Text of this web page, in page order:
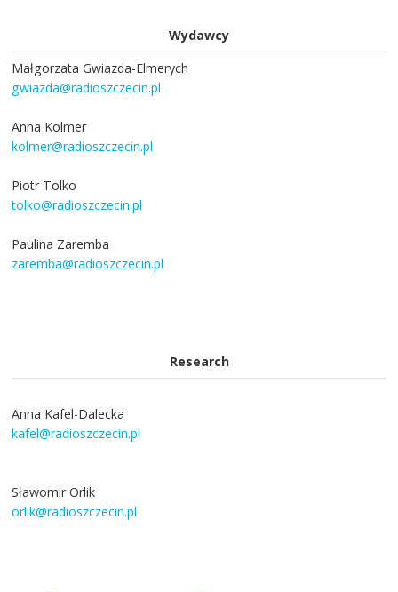
Wydawcy
Małgorzata Gwiazda-Elmerych
gwiazda@radioszczecin.pl
Anna Kolmer
kolmer@radioszczecin.pl
Piotr Tolko
tolko@radioszczecin.pl
Paulina Zaremba
zaremba@radioszczecin.pl
Research
Anna Kafel-Dalecka
kafel@radioszczecin.pl
Sławomir Orlik
orlik@radioszczecin.pl